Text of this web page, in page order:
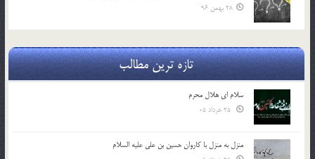
28 بهمن 96
تازه ترین مطالب
سلام ای هلال محرم
منزل به منزل با کاروان حسین بن علی علیه السلام